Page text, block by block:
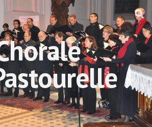
Skip to navigation